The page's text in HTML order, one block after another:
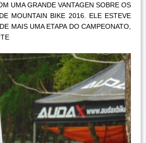
UMA GRANDE VANTAGEN SOBRE OS
MOUNTAIN BIKE 2016. ELE ESTEVE
MAIS UMA ETAPA DO CAMPEONATO,